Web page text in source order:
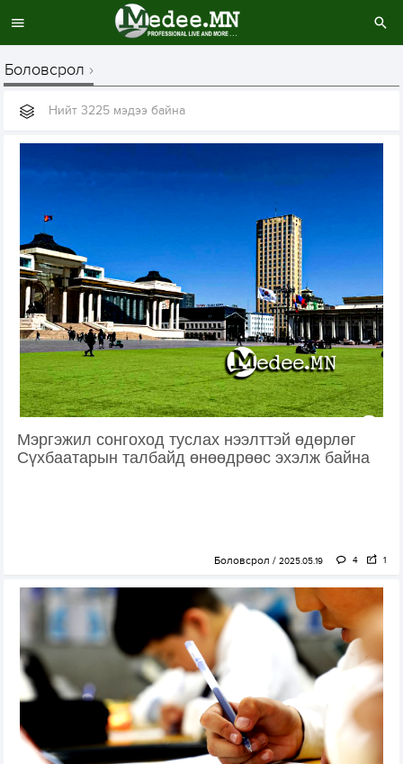
Боловсрол
Нийт 3225 мэдээ байна
Мэргэжил сонгоход туслах нээлттэй өдөрлөг
Сүхбаатарын талбайд өнөөдрөөс эхэлж байна
Боловсрол 2025.05.19 4 1